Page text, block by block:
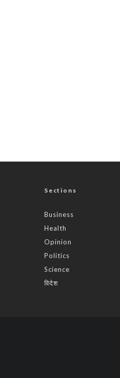
Sections
Business
Health
Opinion
Politics
Science
विदेश